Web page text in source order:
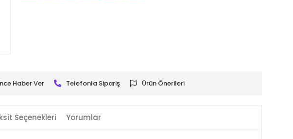
Haber Ver Telefonla Sipariş Ürün Önerileri
Seçenekleri Yorumlar